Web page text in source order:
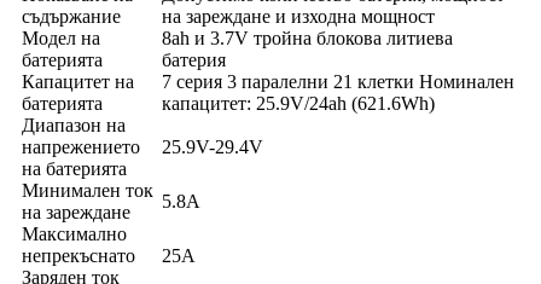
съдържание
на зареждане и изходна мощност
Модел на
батерията
8ah и 3.7V тройна блокова литиева
батерия
Капацитет на
батерията
7 серия 3 паралелни 21 клетки Номинален
капацитет: 25.9V/24ah (621.6Wh)
Диапазон на
напрежението
на батерията
25.9V-29.4V
Минимален ток
на зареждане
5.8А
Максимално
непрекъснато
Заряден ток
25А